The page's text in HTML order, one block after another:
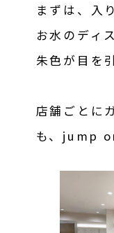
まずは、入
お水のディ
朱色が目を
店舗ごとに
も、jump